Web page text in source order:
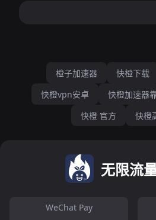
橙子加速器 快橙下载
快橙vpn安卓
快橙加速器
快橙 官方
快橙
无限流
WeChat Pay